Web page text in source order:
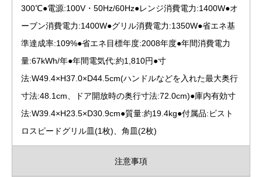
300℃●電源:100V・50Hz/60Hz●レンジ消費電力:1400W●オ
ーブン消費電力:1400W●グリル消費電力:1350W●省エネ基
準達成率:109%●省エネ目標年度:2008年度●年間消費電力
量:67kWh/年●年間電気代:約1,810円●寸
法:W49.4×H37.0×D44.5cm(ハンドルなどを入れた最大奥行
寸法:48.1cm、ドア開放時の奥行寸法:72.0cm)●庫内有効寸
法:W39.4×H23.5×D30.9cm●質量:約19.4kg●付属品:ビスト
ロスピードグリル皿(1枚)、角皿(2枚)
注意事項